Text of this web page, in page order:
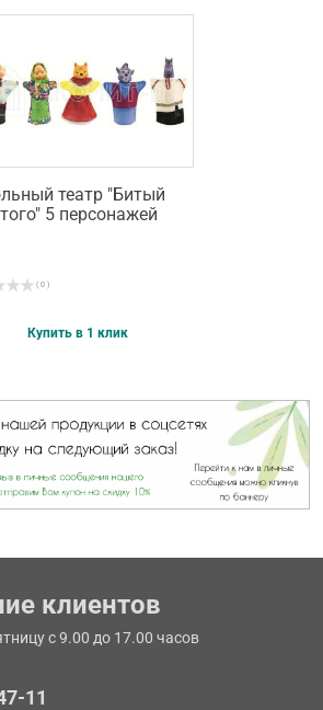
театр "Битый
5 персонажей
( 0 )
Купить в 1 клик
клиентов
с 9.00 до 17.00 часов
11